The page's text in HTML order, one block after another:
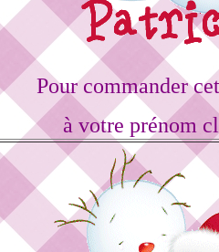
Pour commander
à votre prénom